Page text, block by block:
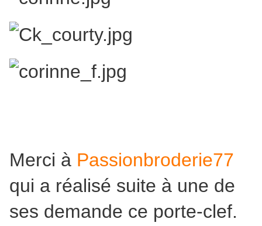
Merci à Passionbroderie77
qui a réalisé suite à une de
ses demande ce porte-clef.